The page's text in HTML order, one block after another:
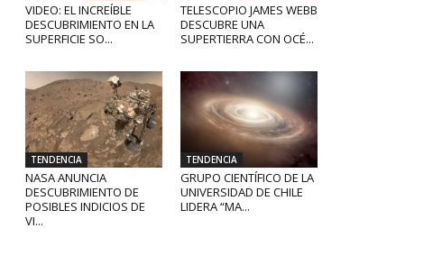
VIDEO: EL INCREÍBLE
DESCUBRIMIENTO EN LA
SUPERFICIE SO...
TELESCOPIO JAMES WEBB
DESCUBRE UNA
SUPERTIERRA CON OCÉ...
TENDENCIA
NASA ANUNCIA
DESCUBRIMIENTO DE
POSIBLES INDICIOS DE
VI...
TENDENCIA
GRUPO CIENTÍFICO DE LA
UNIVERSIDAD DE CHILE
LIDERA “MA...